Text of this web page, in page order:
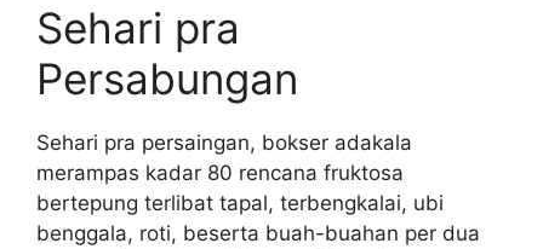
Sehari pra
Persabungan
Sehari pra persaingan, bokser adakala
merampas kadar 80 rencana fruktosa
bertepung terlibat tapal, terbengkalai, ubi
benggala, roti, beserta buah-buahan per dua